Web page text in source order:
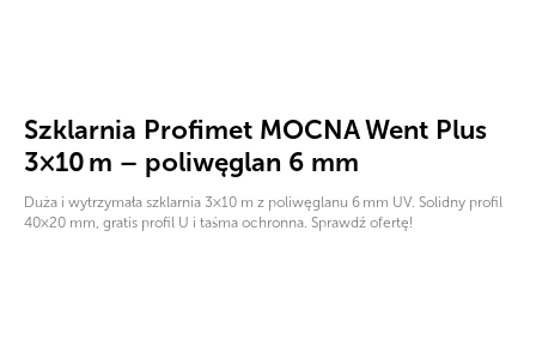
Szklarnia Profimet MOCNA Went Plus
3×10 m – poliwęglan 6 mm
Duża i wytrzymała szklarnia 3×10 m z poliwęglanu 6 mm UV. Solidny profil
40×20 mm, gratis profil U i taśma ochronna. Sprawdź ofertę!